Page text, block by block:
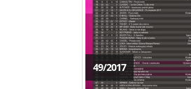
49/2017